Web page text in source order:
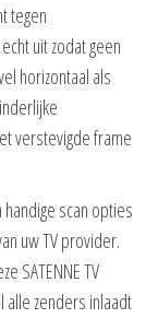
tegen
uit zodat geen
horizontaal als
verstevigde frame
handige scan opties
uw TV provider.
SATENNE TV
alle zenders inlaadt